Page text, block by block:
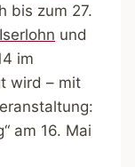
bis zum 27.
und
im
wird – mit
am 16. Mai